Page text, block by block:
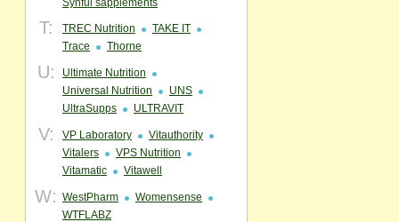
Synful sapplements
T: TREC Nutrition
TAKE IT
Trace
Thorne
U:
Ultimate Nutrition
Universal Nutrition
UNS
UltraSupps
ULTRAVIT
V: VP Laboratory
Vitauthority
Vitalers
VPS Nutrition
Vitamatic
Vitawell
W: WestPharm
Womensense
WTFLABZ